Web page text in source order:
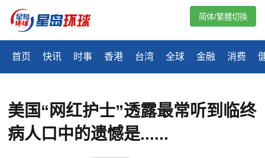
首页 快讯 时事 香港 台湾 全球 金融 消费
简体/繁體切換
美国“网红护士”透露最常听到临终
病人口中的遗憾是......